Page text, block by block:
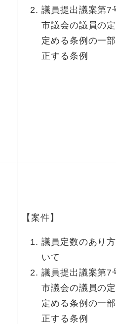
議員提出議案第7
市議会の議員の
定める条例の一
正する条例
【案件】
議員定数のあり
いて
議員提出議案第7
市議会の議員の
定める条例の一
正する条例